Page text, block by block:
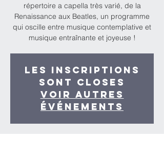
répertoire a capella très varié, de la
Renaissance aux Beatles, un programme
qui oscille entre musique contemplative et
musique entraînante et joyeuse !
Les inscriptions
sont closes
Voir autres
événements